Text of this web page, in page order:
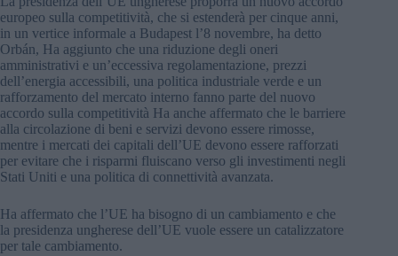
europeo sulla competitività, che si estenderà per cinque anni,
in un vertice informale a Budapest l’8 novembre, ha detto
Orbán, Ha aggiunto che una riduzione degli oneri
amministrativi e un’eccessiva regolamentazione, prezzi
dell’energia accessibili, una politica industriale verde e un
rafforzamento del mercato interno fanno parte del nuovo
accordo sulla competitività Ha anche affermato che le barriere
alla circolazione di beni e servizi devono essere rimosse,
mentre i mercati dei capitali dell’UE devono essere rafforzati
per evitare che i risparmi fluiscano verso gli investimenti negli
Stati Uniti e una politica di connettività avanzata.
Ha affermato che l’UE ha bisogno di un cambiamento e che
la presidenza ungherese dell’UE vuole essere un catalizzatore
per tale cambiamento.